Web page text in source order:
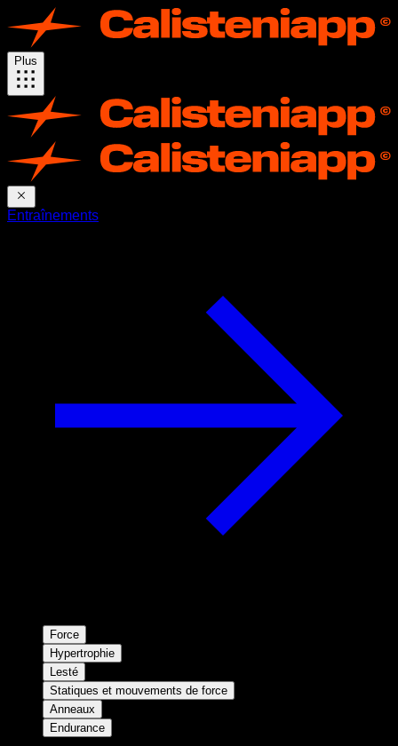
Plus
Entraînements
Force
Hypertrophie
Lesté
Statiques et mouvements de force
Anneaux
Endurance